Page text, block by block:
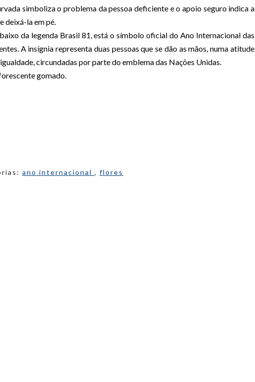
simboliza o problema da pessoa deficiente e o apoio seguro indica a
deixá-la em pé.
da legenda Brasil 81, está o símbolo oficial do Ano Internacional das
A insígnia representa duas pessoas que se dão as mãos, numa atitude
circundadas por parte do emblema das Nações Unidas.
gomado.
ano internacional , flores